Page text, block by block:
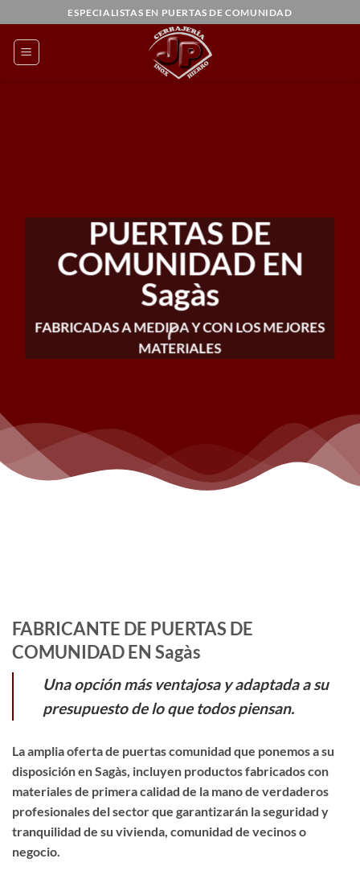
al
contenido
ESPECIALISTAS EN PUERTAS DE COMUNIDAD
PUERTAS DE
COMUNIDAD EN
Sagàs
FABRICADAS A MEDIDA Y CON LOS MEJORES
MATERIALES
FABRICANTE DE PUERTAS DE
COMUNIDAD EN Sagàs
Una opción más ventajosa y adaptada a su
presupuesto de lo que todos piensan.
La amplia oferta de puertas comunidad que ponemos a su
disposición en Sagàs, incluyen productos fabricados con
materiales de primera calidad de la mano de verdaderos
profesionales del sector que garantizarán la seguridad y
tranquilidad de su vivienda, comunidad de vecinos o
negocio.